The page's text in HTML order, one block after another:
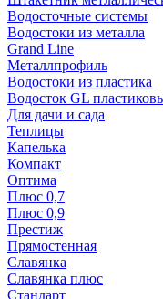
Водосточные системы
Водостоки из металла
Grand Line
Металлпрофиль
Водостоки из пластика
Водосток GL
Для дачи и сада
Теплицы
Капелька
Компакт
Оптима
Плюс 0,7
Плюс 0,9
Престиж
Прямостенная
Славянка
Славянка плюс
Стандарт